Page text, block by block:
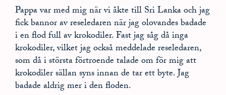
Pappa var med mig när vi åkte till Sri Lanka och jag
fick bannor av reseledaren när jag olovandes badade
i en flod full av krokodiler. Fast jag såg då inga
krokodiler, vilket jag också meddelade reseledaren,
som då i största förtroende talade om för mig att
krokodiler sällan syns innan de tar ett byte. Jag
badade aldrig mer i den floden.